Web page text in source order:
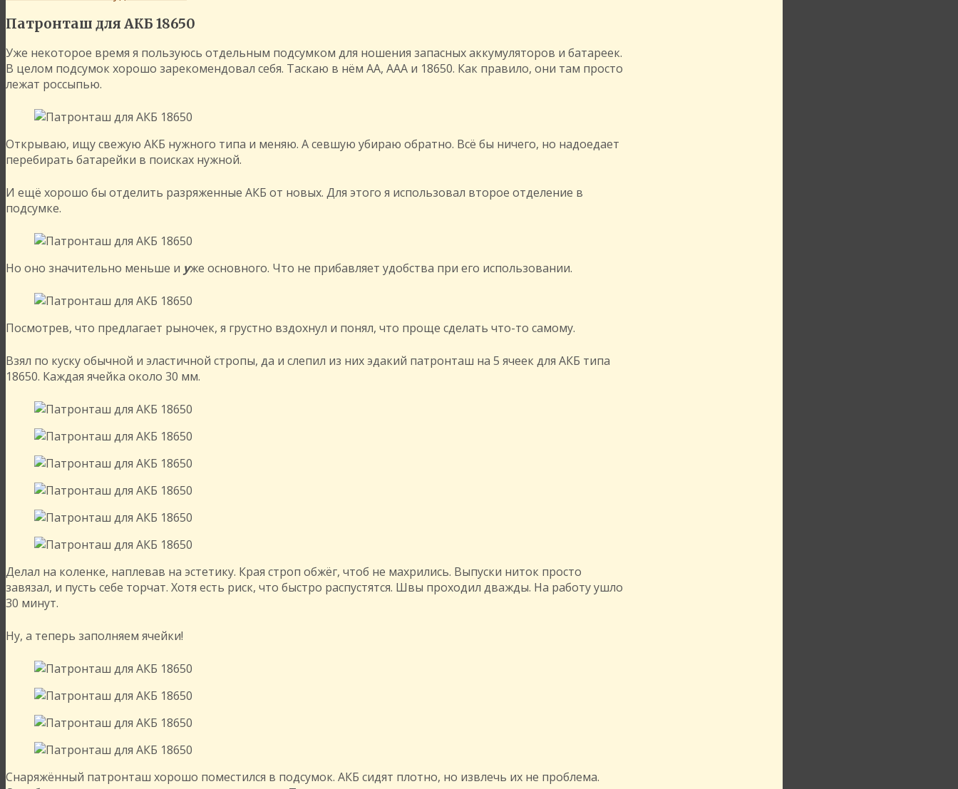
Патронташ для АКБ 18650
Уже некоторое время я пользуюсь отдельным подсумком для ношения запасных аккумуляторов и батареек.
В целом подсумок хорошо зарекомендовал себя. Таскаю в нём АА, ААА и 18650. Как правило, они там просто
лежат россыпью.
Открываю, ищу свежую АКБ нужного типа и меняю. А севшую убираю обратно. Всё бы ничего, но надоедает
перебирать батарейки в поисках нужной.
И ещё хорошо бы отделить разряженные АКБ от новых. Для этого я использовал второе отделение в
подсумке.
Но оно значительно меньше и уже основного. Что не прибавляет удобства при его использовании.
Посмотрев, что предлагает рыночек, я грустно вздохнул и понял, что проще сделать что-то самому.
Взял по куску обычной и эластичной стропы, да и слепил из них эдакий патронташ на 5 ячеек для АКБ типа
18650. Каждая ячейка около 30 мм.
Делал на коленке, наплевав на эстетику. Края строп обжёг, чтоб не махрились. Выпуски ниток просто
завязал, и пусть себе торчат. Хотя есть риск, что быстро распустятся. Швы проходил дважды. На работу ушло
30 минут.
Ну, а теперь заполняем ячейки!
Снаряжённый патронташ хорошо поместился в подсумок. АКБ сидят плотно, но извлечь их не проблема.